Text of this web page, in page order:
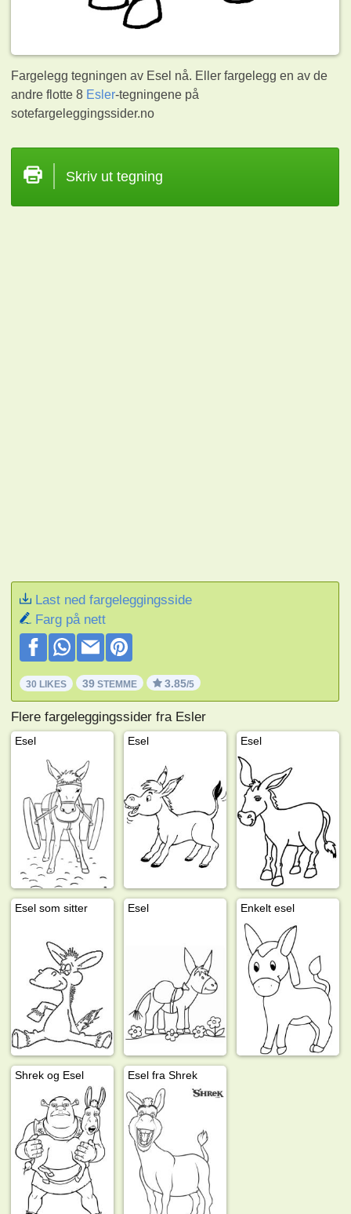
Fargelegg tegningen av Esel nå. Eller fargelegg en av de
andre flotte 8 Esler-tegningene på
sotefargeleggingssider.no
Skriv ut tegning
Last ned fargeleggingsside
Farg på nett
30 LIKES 39 STEMME 3.85/5
Flere fargeleggingssider fra Esler
Esel Esel Esel
Esel som sitter Esel Enkelt esel
Shrek og Esel Esel fra Shrek